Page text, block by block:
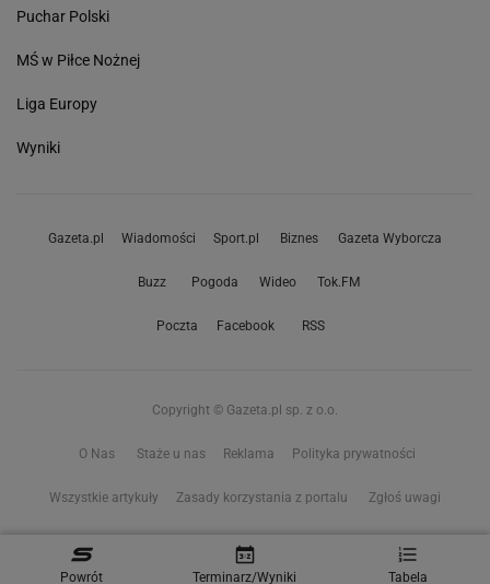
Powrót Terminarz/Wyniki Tabela
Puchar Polski
MŚ w Piłce Nożnej
Liga Europy
Wyniki
Gazeta.pl Wiadomości Sport.pl Biznes Gazeta Wyborcza
Buzz Pogoda Wideo Tok.FM
Poczta Facebook RSS
Copyright © Gazeta.pl sp. z o.o.
O Nas Staże u nas Reklama Polityka prywatności
Wszystkie artykuły Zasady korzystania z portalu Zgłoś uwagi